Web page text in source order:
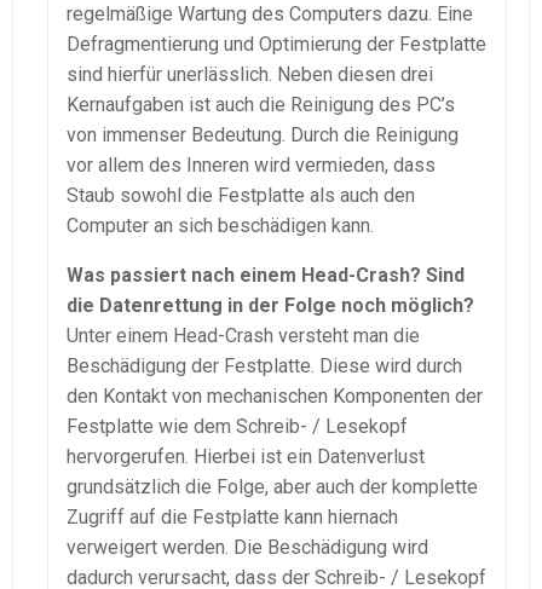
regelmäßige Wartung des Computers dazu. Eine
Defragmentierung und Optimierung der Festplatte
sind hierfür unerlässlich. Neben diesen drei
Kernaufgaben ist auch die Reinigung des PC’s
von immenser Bedeutung. Durch die Reinigung
vor allem des Inneren wird vermieden, dass
Staub sowohl die Festplatte als auch den
Computer an sich beschädigen kann.
Was passiert nach einem Head-Crash? Sind
die Datenrettung in der Folge noch möglich?
Unter einem Head-Crash versteht man die
Beschädigung der Festplatte. Diese wird durch
den Kontakt von mechanischen Komponenten der
Festplatte wie dem Schreib- / Lesekopf
hervorgerufen. Hierbei ist ein Datenverlust
grundsätzlich die Folge, aber auch der komplette
Zugriff auf die Festplatte kann hiernach
verweigert werden. Die Beschädigung wird
dadurch verursacht, dass der Schreib- / Lesekopf